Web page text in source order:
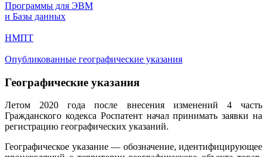
Программы для ЭВМ
и Базы данных
НМПТ
Опубликованные географические указания
Географические указания
Летом 2020 года после внесения изменений 4 часть
Гражданского кодекса Роспатент начал принимать заявки на
регистрацию географических указаний.
Географическое указание — обозначение, идентифицирующее